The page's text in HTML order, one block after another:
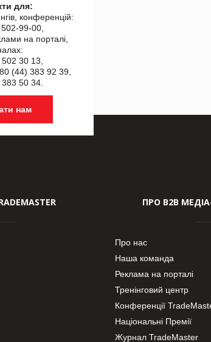
для:
конференцій:
99-00,
на порталі,
30 13,
(44) 383 92 39,
50 34.
нам
ПРО В2В
Про нас
Наша команда
Реклама на порталі
Тренінговий центр
Конференції
Національні Премії
Журнал TradeMaster